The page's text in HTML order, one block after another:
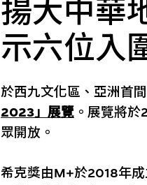
揚大中華
示六位入
於西九文化區、亞洲首
2023」展覽 。展覽將
眾開放。
希克獎由M+於2018年